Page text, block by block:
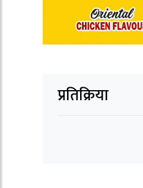
प्रतिक्रिया